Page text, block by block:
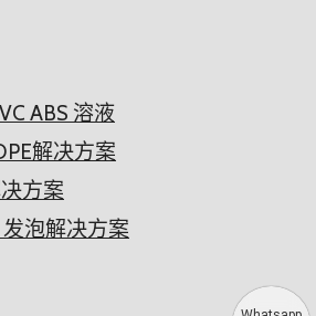
ABS 溶液
解决方案
方案
发泡解决方案